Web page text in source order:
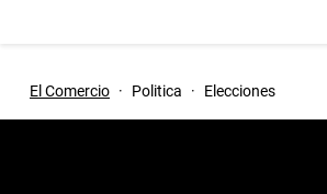
El Comercio · Politica · Elecciones